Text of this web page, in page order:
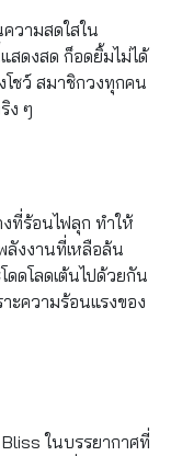
วามสดใสใน
สดงสด ก็อดยิ้มไม่ได้
โชว์ สมาชิกวงทุกคน
ง ๆ
ที่ร้อนไฟลุก ทำให้
งงานที่เหลือล้น
ดดโลดเต้นไปด้วยกัน
ะความร้อนแรงของ
ในบรรยากาศที่